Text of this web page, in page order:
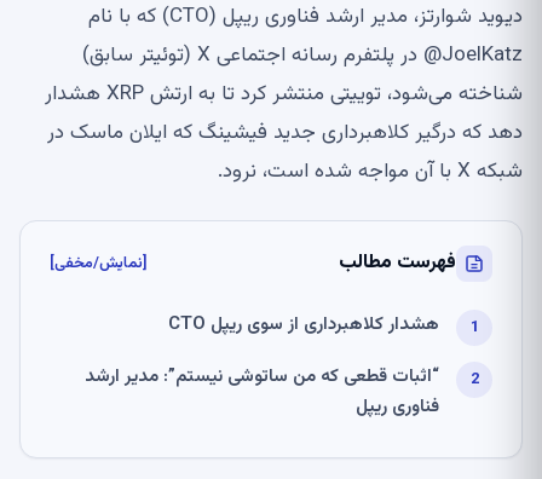
دیوید شوارتز، مدیر ارشد فناوری ریپل (CTO) که با نام
JoelKatz@ در پلتفرم رسانه اجتماعی X (توئیتر سابق)
شناخته می‌شود، توییتی منتشر کرد تا به ارتش XRP هشدار
دهد که درگیر کلاهبرداری جدید فیشینگ که ایلان ماسک در
شبکه X با آن مواجه شده است، نرود.
فهرست مطالب [نمایش/مخفی]
هشدار کلاهبرداری از سوی ریپل CTO
“اثبات قطعی که من ساتوشی نیستم”: مدیر ارشد
فناوری ریپل